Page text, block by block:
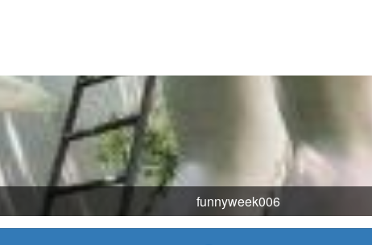
funnyweek006